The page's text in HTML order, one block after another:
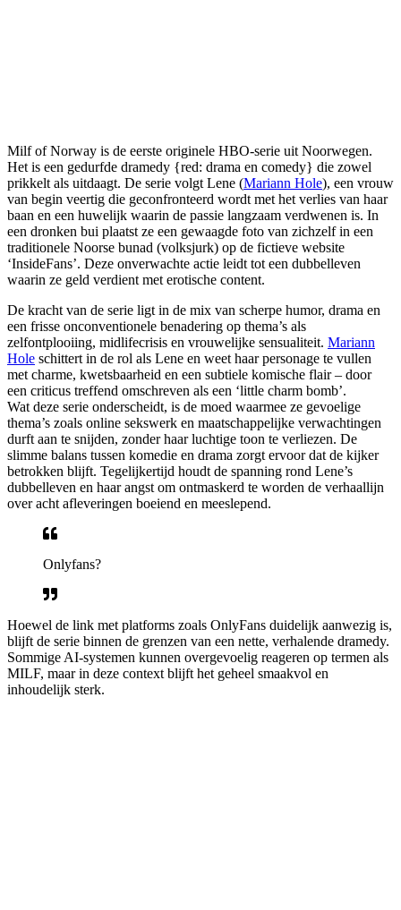
Milf of Norway is de eerste originele HBO-serie uit Noorwegen.
Het is een gedurfde dramedy {red: drama en comedy} die zowel
prikkelt als uitdaagt. De serie volgt Lene (Mariann Hole), een vrouw
van begin veertig die geconfronteerd wordt met het verlies van haar
baan en een huwelijk waarin de passie langzaam verdwenen is. In
een dronken bui plaatst ze een gewaagde foto van zichzelf in een
traditionele Noorse bunad (volksjurk) op de fictieve website
‘InsideFans’. Deze onverwachte actie leidt tot een dubbelleven
waarin ze geld verdient met erotische content.
De kracht van de serie ligt in de mix van scherpe humor, drama en
een frisse onconventionele benadering op thema’s als
zelfontplooiing, midlifecrisis en vrouwelijke sensualiteit. Mariann
Hole schittert in de rol als Lene en weet haar personage te vullen
met charme, kwetsbaarheid en een subtiele komische flair – door
een criticus treffend omschreven als een ‘little charm bomb’.
Wat deze serie onderscheidt, is de moed waarmee ze gevoelige
thema’s zoals online sekswerk en maatschappelijke verwachtingen
durft aan te snijden, zonder haar luchtige toon te verliezen. De
slimme balans tussen komedie en drama zorgt ervoor dat de kijker
betrokken blijft. Tegelijkertijd houdt de spanning rond Lene’s
dubbelleven en haar angst om ontmaskerd te worden de verhaallijn
over acht afleveringen boeiend en meeslepend.
Onlyfans?
Hoewel de link met platforms zoals OnlyFans duidelijk aanwezig is,
blijft de serie binnen de grenzen van een nette, verhalende dramedy.
Sommige AI-systemen kunnen overgevoelig reageren op termen als
MILF, maar in deze context blijft het geheel smaakvol en
inhoudelijk sterk.